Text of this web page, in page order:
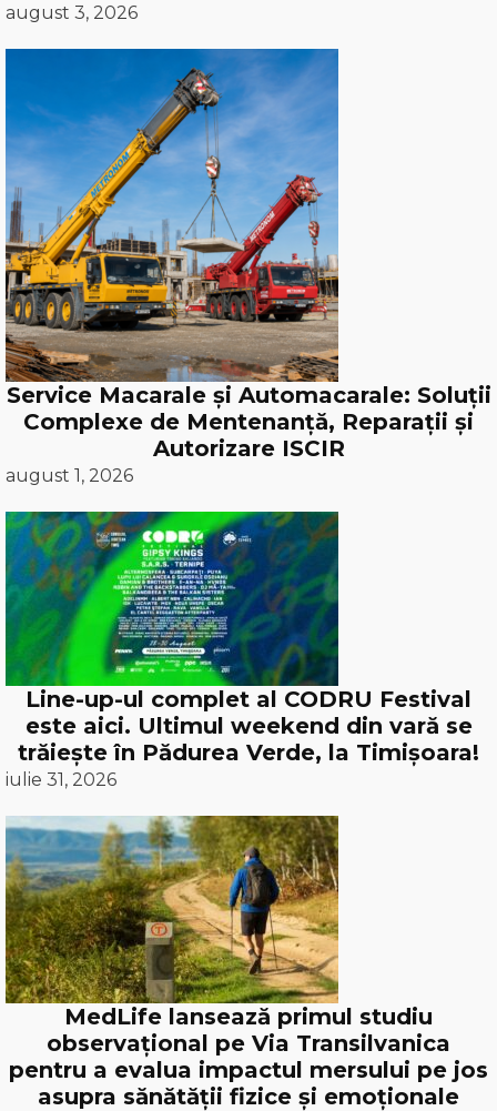
august 3, 2026
Service Macarale și Automacarale: Soluții
Complexe de Mentenanță, Reparații și
Autorizare ISCIR
august 1, 2026
Line-up-ul complet al CODRU Festival
este aici. Ultimul weekend din vară se
trăiește în Pădurea Verde, la Timișoara!
iulie 31, 2026
MedLife lansează primul studiu
observațional pe Via Transilvanica
pentru a evalua impactul mersului pe jos
asupra sănătății fizice și emoționale